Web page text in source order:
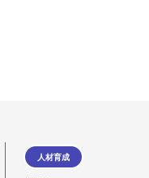
人材育成